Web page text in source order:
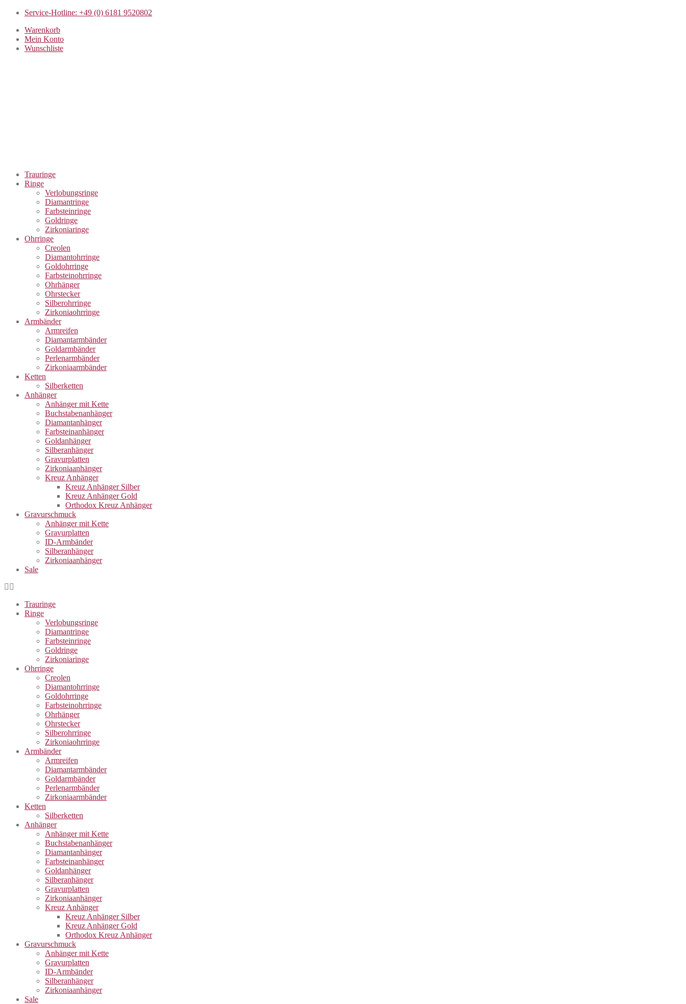
Service-Hotline: +49 (0) 6181 9520802
Warenkorb
Mein Konto
Wunschliste
Trauringe
Ringe
Verlobungsringe
Diamantringe
Farbsteinringe
Goldringe
Zirkoniaringe
Ohrringe
Creolen
Diamantohrringe
Goldohrringe
Farbsteinohrringe
Ohrhänger
Ohrstecker
Silberohrringe
Zirkoniaohrringe
Armbänder
Armreifen
Diamantarmbänder
Goldarmbänder
Perlenarmbänder
Zirkoniaarmbänder
Ketten
Silberketten
Anhänger
Anhänger mit Kette
Buchstabenanhänger
Diamantanhänger
Farbsteinanhänger
Goldanhänger
Silberanhänger
Gravurplatten
Zirkoniaanhänger
Kreuz Anhänger
Kreuz Anhänger Silber
Kreuz Anhänger Gold
Orthodox Kreuz Anhänger
Gravurschmuck
Anhänger mit Kette
Gravurplatten
ID-Armbänder
Silberanhänger
Zirkoniaanhänger
Sale
Trauringe
Ringe
Verlobungsringe
Diamantringe
Farbsteinringe
Goldringe
Zirkoniaringe
Ohrringe
Creolen
Diamantohrringe
Goldohrringe
Farbsteinohrringe
Ohrhänger
Ohrstecker
Silberohrringe
Zirkoniaohrringe
Armbänder
Armreifen
Diamantarmbänder
Goldarmbänder
Perlenarmbänder
Zirkoniaarmbänder
Ketten
Silberketten
Anhänger
Anhänger mit Kette
Buchstabenanhänger
Diamantanhänger
Farbsteinanhänger
Goldanhänger
Silberanhänger
Gravurplatten
Zirkoniaanhänger
Kreuz Anhänger
Kreuz Anhänger Silber
Kreuz Anhänger Gold
Orthodox Kreuz Anhänger
Gravurschmuck
Anhänger mit Kette
Gravurplatten
ID-Armbänder
Silberanhänger
Zirkoniaanhänger
Sale